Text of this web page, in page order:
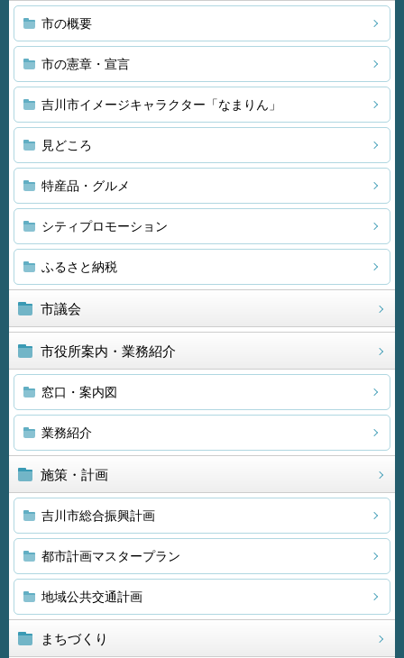
市の概要
市の憲章・宣言
吉川市イメージキャラクター「なまりん」
見どころ
特産品・グルメ
シティプロモーション
ふるさと納税
市議会
市役所案内・業務紹介
窓口・案内図
業務紹介
施策・計画
吉川市総合振興計画
都市計画マスタープラン
地域公共交通計画
まちづくり